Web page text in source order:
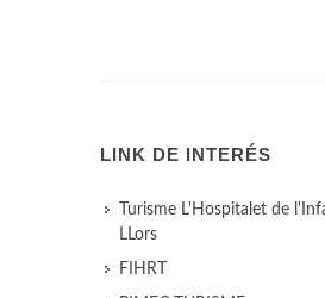
LINK DE INTERÉS
Turisme L'Hospitalet de
LLors
FIHRT